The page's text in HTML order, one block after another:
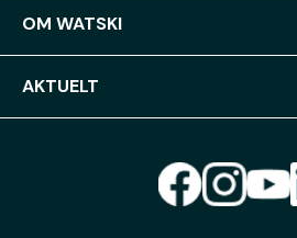
OM WATSKI
AKTUELT